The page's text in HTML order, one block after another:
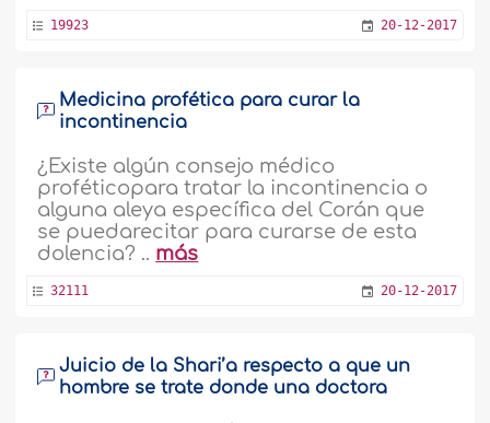
19923 20-12-2017
Medicina profética para curar la
incontinencia
¿Existe algún consejo médico
proféticopara tratar la incontinencia o
alguna aleya específica del Corán que
se puedarecitar para curarse de esta
dolencia? .. más
32111 20-12-2017
Juicio de la Shari’a respecto a que un
hombre se trate donde una doctora